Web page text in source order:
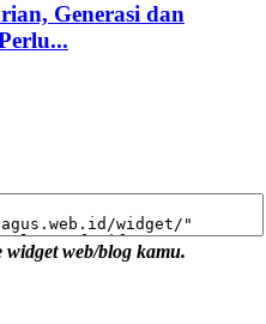
Generasi dan
widget web/blog kamu.